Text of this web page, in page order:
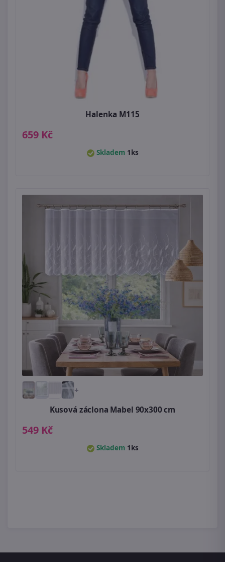
Halenka M115
659 Kč
Skladem 1ks
+
Kusová záclona Mabel 90x300 cm
549 Kč
Skladem 1ks